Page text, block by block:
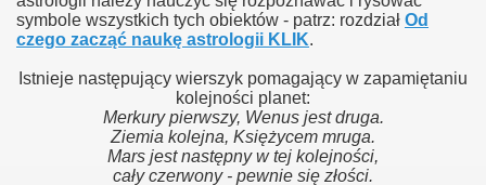
symbole wszystkich tych obiektów - patrz: rozdział Od
czego zacząć naukę astrologii KLIK.
Istnieje następujący wierszyk pomagający w zapamiętaniu
kolejności planet:
Merkury pierwszy, Wenus jest druga.
Ziemia kolejna, Księżycem mruga.
Mars jest następny w tej kolejności,
cały czerwony - pewnie się złości.